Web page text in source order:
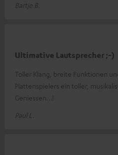
Bartje B.
Ultimative Lautsprecher ;-)
Toller Klang, breite Funktionen
Plattenspielers ein toller,
Geniessen…!
Paul L.